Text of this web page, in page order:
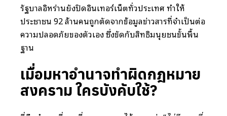
รัฐบาลอิหร่านยังปิดอินเทอร์เน็ตทั่วประเทศ ทำให้
ประชาชน 92 ล้านคนถูกตัดจากข้อมูลข่าวสารที่จำเป็นต่อ
ความปลอดภัยของตัวเอง ซึ่งขัดกับสิทธิมนุษยชนขั้นพื้น
ฐาน
เมื่อมหาอำนาจทำผิดกฎหมาย
สงคราม ใครบังคับใช้?